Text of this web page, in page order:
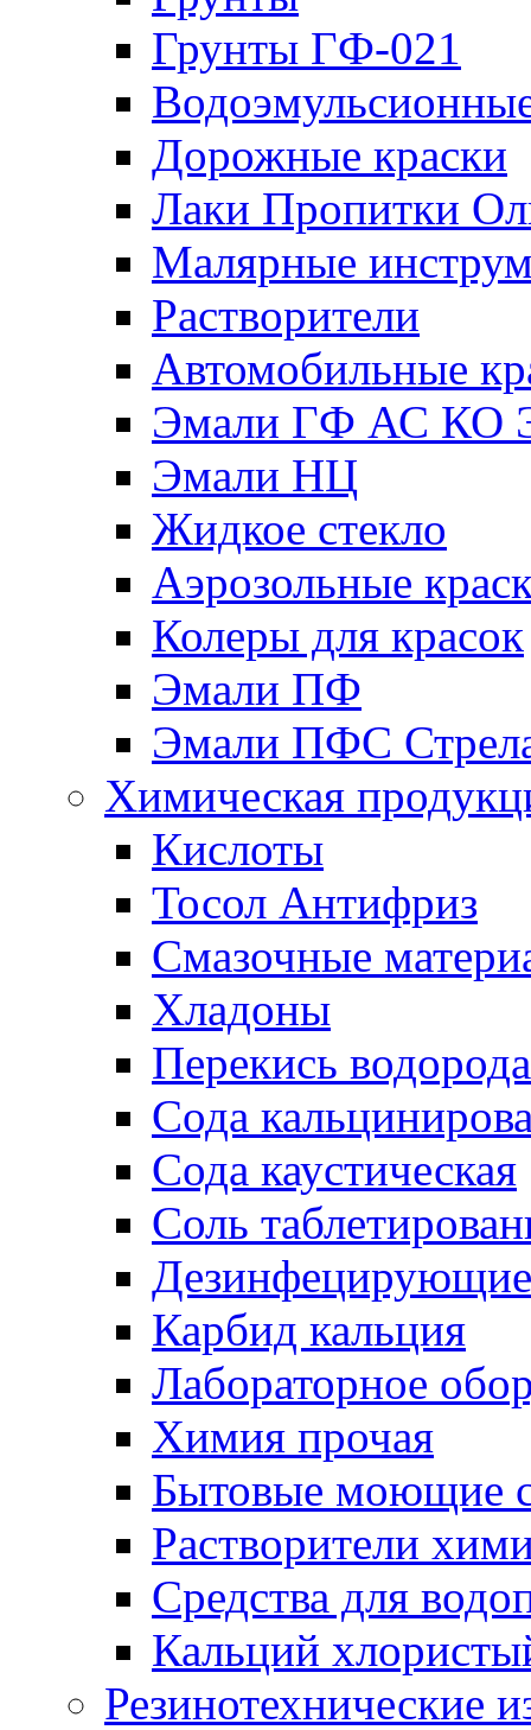
Грунты ГФ-021
Дорожные краски
Лаки Пропитки
Малярные
Растворители
Автомобильные
Эмали ГФ АС КО
Эмали НЦ
Жидкое стекло
Аэрозольные
Колеры для красок
Эмали ПФ
Эмали ПФС
Химическая
Кислоты
Тосол Антифриз
Смазочные
Хладоны
Перекись водорода
Сода
Сода каустическая
Соль
Дезинфецирующие
Карбид кальция
Лабораторное
Химия прочая
Бытовые моющие
Растворители
Средства для
Кальций
Резинотехнические